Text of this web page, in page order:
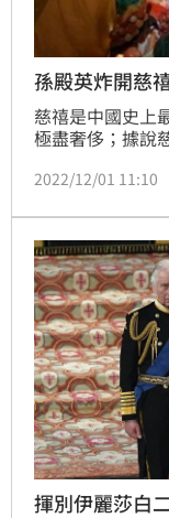
孫殿英炸開慈
慈禧是中國史上
極盡奢侈；據說
後更是風光大葬
葬身之外卻遭人
2022/12/01 11:10
揮別伊麗莎白